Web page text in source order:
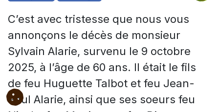
C’est avec tristesse que nous vous
annonçons le décès de monsieur
Sylvain Alarie, survenu le 9 octobre
2025, à l’âge de 60 ans. Il était le fils
de feu Huguette Talbot et feu Jean-
Paul Alarie, ainsi que ses soeurs feu